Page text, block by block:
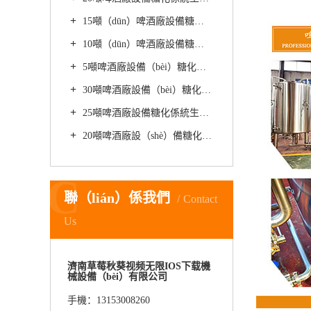
15噸（dūn）啤酒廠設備糖化係（xì）統生產精釀如（rú）何處理釀酒大（dà）麥
10噸（dūn）啤酒廠設備糖化係統生產的精釀啤酒的主要（yào）成分
5噸啤酒廠設備（bèi）糖化係統生產精釀啤酒如何提升質量
30噸啤酒廠設備（bèi）糖化（huà）係統生產精釀啤酒的（de）發酵時間需要多久
25噸啤酒廠設備糖化係統生產啤酒（jiǔ）需要哪些發酵方（fāng）式
20噸啤酒廠設（shè）備糖化係（xì）統生產精釀黑啤的主要（yào）步驟
聯（lián）係我們
Contact
Us
C
濟南草莓秋葵视频无限IOS下载機
械設備（bèi）有限公司
手機：13153008260